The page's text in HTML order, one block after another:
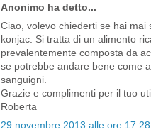
Anonimo ha detto...
Ciao, volevo chiederti se hai
konjac. Si tratta di un alimento
prevalentemente composta da
se potrebbe andare bene come
sanguigni.
Grazie e complimenti per il tuo
Roberta
29 novembre 2013 alle ore 17:28